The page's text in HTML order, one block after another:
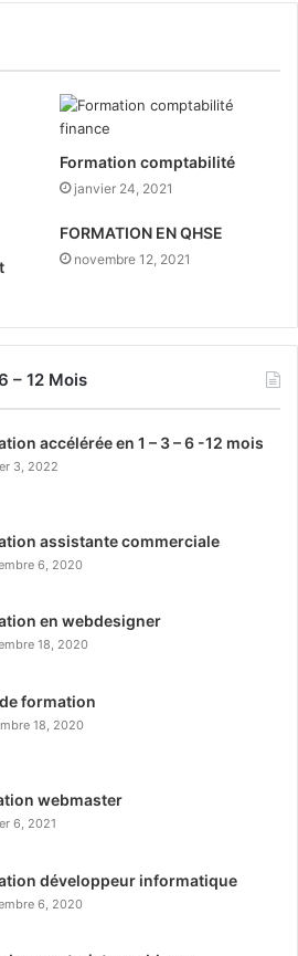
Formation comptabilité
janvier 24, 2021
FORMATION EN QHSE
novembre 12, 2021
– 12 Mois
accélérée en 1 – 3 – 6 -12 mois
3, 2022
assistante commerciale
6, 2020
en webdesigner
18, 2020
formation
18, 2020
webmaster
6, 2021
développeur informatique
6, 2020